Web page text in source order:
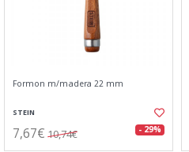
Formon m/madera 22 mm
STEIN
7,67€ 10,74€ - 29%